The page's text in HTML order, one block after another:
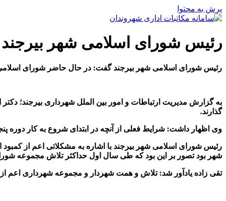
پرش به محتوا
رئیس شورای اسلامی شهر
رئیس شورای اسلامی شهر بیرجند گفت: در حال حاضر شورای
به گزارش مدیریت ارتباطات و امور بین الملل شهرداری بیرجند؛
گذارند.
وی اظهار داشت: شرایط فعلی از آنچه در ابتدای شروع به کار
رئیس شورای اسلامی شهر بیرجند با اشاره به مشکلاتی اعم از
شهر بود تصور بر این بود که طی سال اول حداکثر تلاش مجموعه
تقی زاده یادآور شد: تلاش و همت شهردار و مجموعه شهرداری اعم